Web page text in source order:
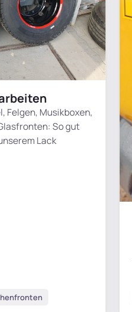
Felgen, Musikboxen,
So gut
Lack